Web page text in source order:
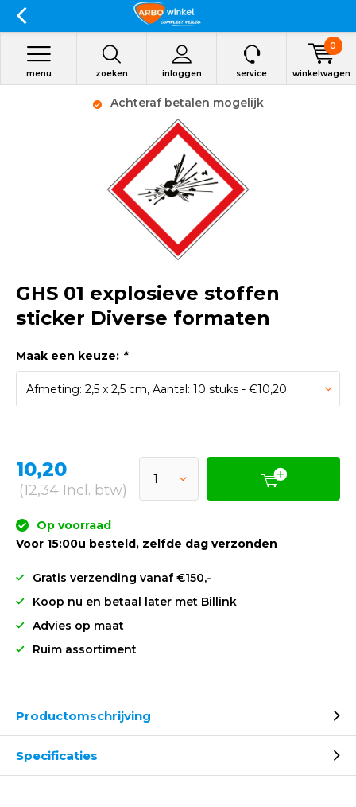
zoeken inloggen
menu service winkelwagen
0
Achteraf betalen mogelijk
GHS 01 explosieve stoffen
sticker Diverse formaten
Maak een keuze: *
10,20
(12,34 Incl. btw)
Op voorraad
Voor 15:00u besteld, zelfde dag verzonden
Gratis verzending vanaf €150,-
Koop nu en betaal later met Billink
Advies op maat
Ruim assortiment
Productomschrijving
Specificaties